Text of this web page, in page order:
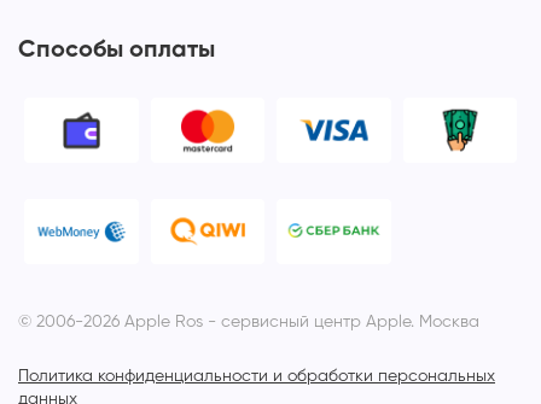
Способы оплаты
© 2006-2026 Apple Ros - сервисный центр Apple. Москва
Политика конфиденциальности и обработки персональных
данных